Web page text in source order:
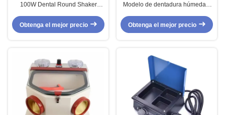
100W Dental Round Shaker
Vibrante de laboratorio dental
Obtenga el mejor precio
Modelo de dentadura húmeda y
acabado dental de yeso Modelo
de máquina de vendaje
Obtenga el mejor precio